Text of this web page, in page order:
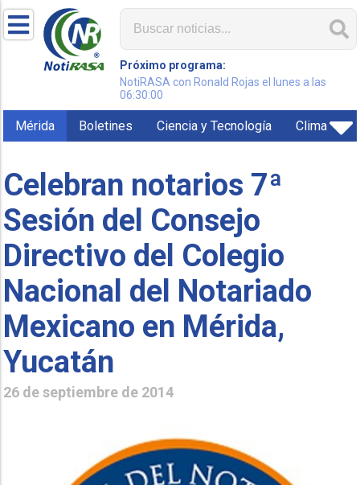
Próximo programa:
NotiRASA con Ronald Rojas el lunes a las
06:30:00
Mérida Boletines Ciencia y Tecnología Clima
Celebran notarios 7ª
Sesión del Consejo
Directivo del Colegio
Nacional del Notariado
Mexicano en Mérida,
Yucatán
26 de septiembre de 2014